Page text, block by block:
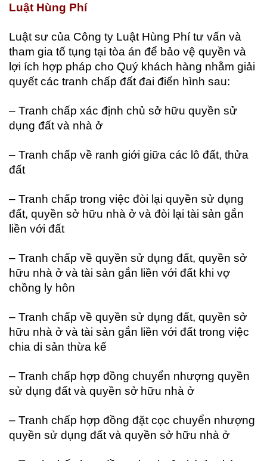
Luật Hùng Phí
Luật sư của Công ty Luật Hùng Phí tư vấn và
tham gia tố tụng tại tòa án để bảo vệ quyền và
lợi ích hợp pháp cho Quý khách hàng nhằm giải
quyết các tranh chấp đất đai điển hình sau:
– Tranh chấp xác định chủ sở hữu quyền sử
dụng đất và nhà ở
– Tranh chấp về ranh giới giữa các lô đất, thửa
đất
– Tranh chấp trong việc đòi lại quyền sử dụng
đất, quyền sở hữu nhà ở và đòi lại tài sản gắn
liền với đất
– Tranh chấp về quyền sử dụng đất, quyền sở
hữu nhà ở và tài sản gắn liền với đất khi vợ
chồng ly hôn
– Tranh chấp về quyền sử dụng đất, quyền sở
hữu nhà ở và tài sản gắn liền với đất trong việc
chia di sản thừa kế
– Tranh chấp hợp đồng chuyển nhượng quyền
sử dụng đất và quyền sở hữu nhà ở
– Tranh chấp hợp đồng đặt cọc chuyển nhượng
quyền sử dụng đất và quyền sở hữu nhà ở